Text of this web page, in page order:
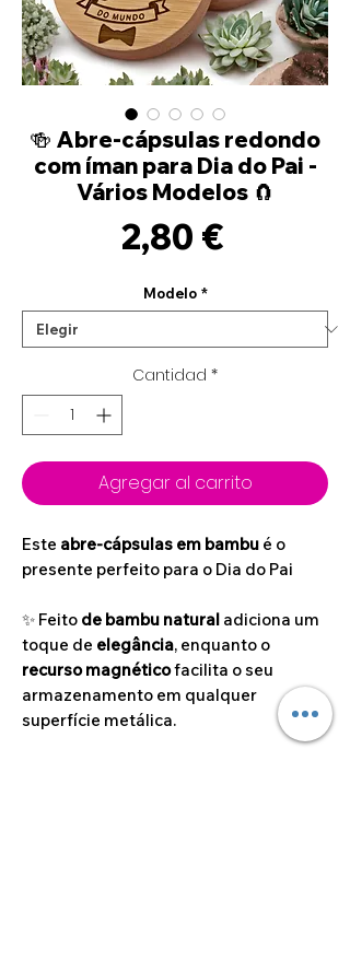
🍻 Abre-cápsulas redondo
com íman para Dia do Pai -
Vários Modelos 🧲
2,80 €Precio
Modelo *
Cantidad *
Agregar al carrito
Este abre-cápsulas em bambu é o
presente perfeito para o Dia do Pai
✨ Feito de bambu natural adiciona um
toque de elegância, enquanto o
recurso magnéticofacilita o seu
armazenamento em qualquer
superfície metálica.